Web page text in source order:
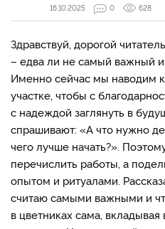
16.10.2025 0 628
Здравствуй, дорогой
– едва ли не самый важный
Именно сейчас мы наводим
участке, чтобы с
с надеждой заглянуть в
спрашивают: «А что нужно
чего лучше начать?».
перечислить работы, а
опытом и ритуалами.
считаю самыми важными и
в цветниках сама,